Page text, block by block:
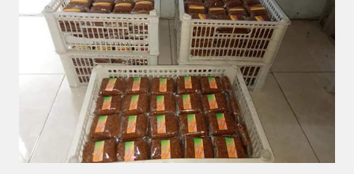
atau barang kering sih gampang. Tapi kalau makanan atau
minuman? Itu tantangan tersendiri! Karena makanan adalah
barang sensitif — gampang rusak, basi, atau tumpah kalau salah
cara kirim. Beberapa tantangan umum saat kirim makanan lewat
kurir motor antara lain: Suhu dan cuaca: Makanan bisa cepat basi
kalau terlalu lama di uda...